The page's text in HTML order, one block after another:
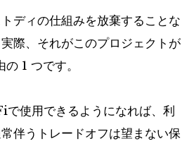
ディの仕組みを放棄することな
際、それがこのプロジェクトが
1 つです。
使用できるようになれば、利
伴うトレードオフは望まない保